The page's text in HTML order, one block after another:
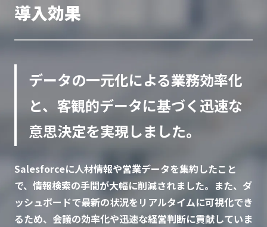
導入効果
データの一元化による業務効率化
と、客観的データに基づく迅速な
意思決定を実現しました。
Salesforceに人材情報や営業データを集約したこと
で、情報検索の手間が大幅に削減されました。また、ダ
ッシュボードで最新の状況をリアルタイムに可視化でき
るため、会議の効率化や迅速な経営判断に貢献していま